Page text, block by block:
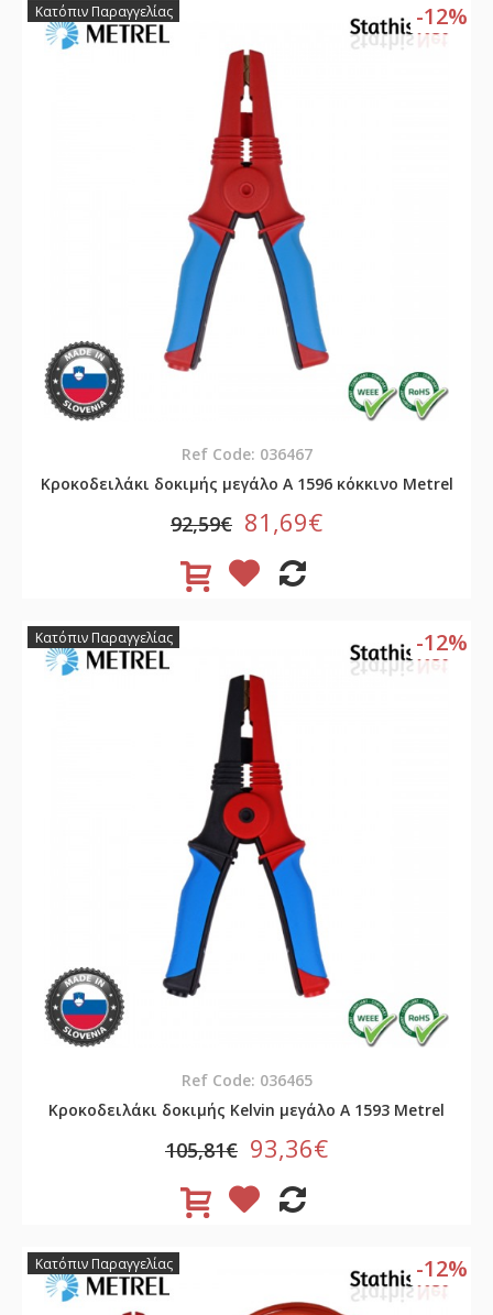
-12%
Κατόπιν Παραγγελίας
Ref Code: 036467
Κροκοδειλάκι δοκιμής μεγάλο A 1596 κόκκινο Metrel
92,59€ 81,69€
-12%
Κατόπιν Παραγγελίας
Ref Code: 036465
Κροκοδειλάκι δοκιμής Kelvin μεγάλο A 1593 Metrel
105,81€ 93,36€
-12%
Κατόπιν Παραγγελίας